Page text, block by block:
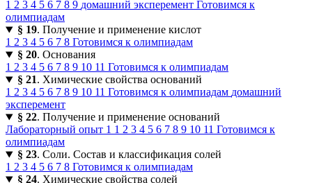
1 2 3 4 5 6 7 8 9 домашний эксперемент Готовимся к
олимпиадам
§ 19. Получение и применение кислот
1 2 3 4 5 6 7 8 Готовимся к олимпиадам
§ 20. Основания
1 2 3 4 5 6 7 8 9 10 11 Готовимся к олимпиадам
§ 21. Химические свойства оснований
1 2 3 4 5 6 7 8 9 10 11 Готовимся к олимпиадам домашний
эксперемент
§ 22. Получение и применение оснований
Лабораторный опыт 1 1 2 3 4 5 6 7 8 9 10 11 Готовимся к
олимпиадам
§ 23. Соли. Состав и классификация солей
1 2 3 4 5 6 7 8 Готовимся к олимпиадам
§ 24. Химические свойства солей